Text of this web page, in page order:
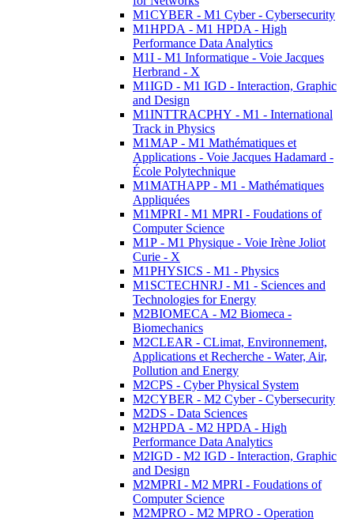
M1CYBER - M1 Cyber - Cybersecurity
M1HPDA - M1 HPDA - High
Performance Data Analytics
M1I - M1 Informatique - Voie Jacques
Herbrand - X
M1IGD - M1 IGD - Interaction, Graphic
and Design
M1INTTRACPHY - M1 - International
Track in Physics
M1MAP - M1 Mathématiques et
Applications - Voie Jacques Hadamard -
École Polytechnique
M1MATHAPP - M1 - Mathématiques
Appliquées
M1MPRI - M1 MPRI - Foudations of
Computer Science
M1P - M1 Physique - Voie Irène Joliot
Curie - X
M1PHYSICS - M1 - Physics
M1SCTECHNRJ - M1 - Sciences and
Technologies for Energy
M2BIOMECA - M2 Biomeca -
Biomechanics
M2CLEAR - CLimat, Environnement,
Applications et Recherche - Water, Air,
Pollution and Energy
M2CPS - Cyber Physical System
M2CYBER - M2 Cyber - Cybersecurity
M2DS - Data Sciences
M2HPDA - M2 HPDA - High
Performance Data Analytics
M2IGD - M2 IGD - Interaction, Graphic
and Design
M2MPRI - M2 MPRI - Foudations of
Computer Science
M2MPRO - M2 MPRO - Operation